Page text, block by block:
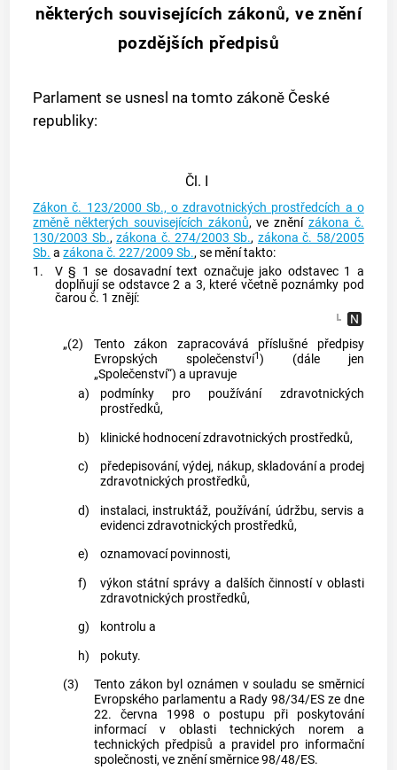
některých souvisejících zákonů, ve znění
pozdějších předpisů
Parlament se usnesl na tomto zákoně České
republiky:
Čl. I
Zákon č. 123/2000 Sb., o zdravotnických prostředcích a o
změně některých souvisejících zákonů, ve zněnízákona č.
130/2003 Sb.,zákona č. 274/2003 Sb., zákona č. 58/2005
Sb. azákona č. 227/2009 Sb., se mění takto:
1.
V § 1 se dosavadní text označuje jako odstavec 1 a
doplňují se odstavce 2 a 3, které včetně poznámky pod
čarou č. 1 znějí:
„(2)
Tento zákon zapracovává příslušné předpisy
Evropských společenství1) (dále jen
„Společenství“) a upravuje
a)
podmínky pro používání zdravotnických
prostředků,
b)
klinické hodnocení zdravotnických prostředků,
c)
předepisování, výdej, nákup, skladování a prodej
zdravotnických prostředků,
d)
instalaci, instruktáž, používání, údržbu, servis a
evidenci zdravotnických prostředků,
e)
oznamovací povinnosti,
f)
výkon státní správy a dalších činností v oblasti
zdravotnických prostředků,
g)
kontrolu a
h)
pokuty.
(3)
Tento zákon byl oznámen v souladu se směrnicí
Evropského parlamentu a Rady 98/34/ES ze dne
22. června 1998 o postupu při poskytování
informací v oblasti technických norem a
technických předpisů a pravidel pro informační
společnosti, ve znění směrnice 98/48/ES.